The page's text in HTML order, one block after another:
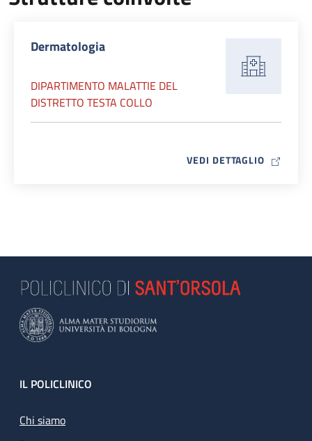
Dermatologia
DIPARTIMENTO MALATTIE DEL
DISTRETTO TESTA COLLO
VEDI DETTAGLIO MAP ICON
Footer
IL POLICLINICO
Chi siamo